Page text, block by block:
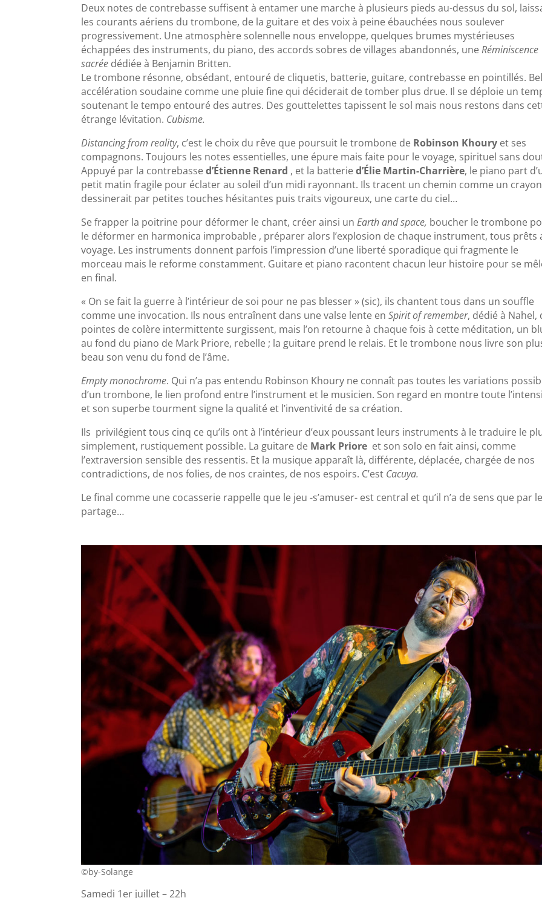
Deux notes de contrebasse suffisent à entamer une marche à plusieurs pieds au-dessus du sol,
les courants aériens du trombone, de la guitare et des voix à peine ébauchées nous soulever
progressivement. Une atmosphère solennelle nous enveloppe, quelques brumes mystérieuses
échappées des instruments, du piano, des accords sobres de villages abandonnés, uneRéminiscence
sacrée dédiée à Benjamin Britten.
Le trombone résonne, obsédant, entouré de cliquetis, batterie, guitare, contrebasse en pointillés.
accélération soudaine comme une pluie fine qui déciderait de tomber plus drue. Il se déploie un
soutenant le tempo entouré des autres. Des gouttelettes tapissent le sol mais nous restons dans
étrange lévitation. Cubisme.
Distancing from reality, c’est le choix du rêve que poursuit le trombone de Robinson Khoury et ses
compagnons. Toujours les notes essentielles, une épure mais faite pour le voyage, spirituel sans
Appuyé par la contrebassed’Étienne Renard , et la batteried’Élie Martin-Charrière, le piano part
petit matin fragile pour éclater au soleil d’un midi rayonnant. Ils tracent un chemin comme un crayon
dessinerait par petites touches hésitantes puis traits vigoureux, une carte du ciel…
Se frapper la poitrine pour déformer le chant, créer ainsi unEarth and space, boucher le trombone
le déformer en harmonica improbable , préparer alors l’explosion de chaque instrument, tous prêts
voyage. Les instruments donnent parfois l’impression d’une liberté sporadique qui fragmente le
morceau mais le reforme constamment. Guitare et piano racontent chacun leur histoire pour se
en final.
« On se fait la guerre à l’intérieur de soi pour ne pas blesser » (sic), ils chantent tous dans un souffle
comme une invocation. Ils nous entraînent dans une valse lente enSpirit of remember, dédié à Nahel,
pointes de colère intermittente surgissent, mais l’on retourne à chaque fois à cette méditation, un
au fond du piano de Mark Priore, rebelle ; la guitare prend le relais. Et le trombone nous livre son
beau son venu du fond de l’âme.
Empty monochrome. Qui n’a pas entendu Robinson Khoury ne connaît pas toutes les variations
d’un trombone, le lien profond entre l’instrument et le musicien. Son regard en montre toute
et son superbe tourment signe la qualité et l’inventivité de sa création.
Ils privilégient tous cinq ce qu’ils ont à l’intérieur d’eux poussant leurs instruments à le traduire le
simplement, rustiquement possible. La guitare de Mark Priore et son solo en fait ainsi, comme
l’extraversion sensible des ressentis. Et la musique apparaît là, différente, déplacée, chargée de nos
contradictions, de nos folies, de nos craintes, de nos espoirs. C’est Cacuya.
Le final comme une cocasserie rappelle que le jeu -s’amuser- est central et qu’il n’a de sens que par le
partage…
©by-Solange
Samedi 1er juillet – 22h